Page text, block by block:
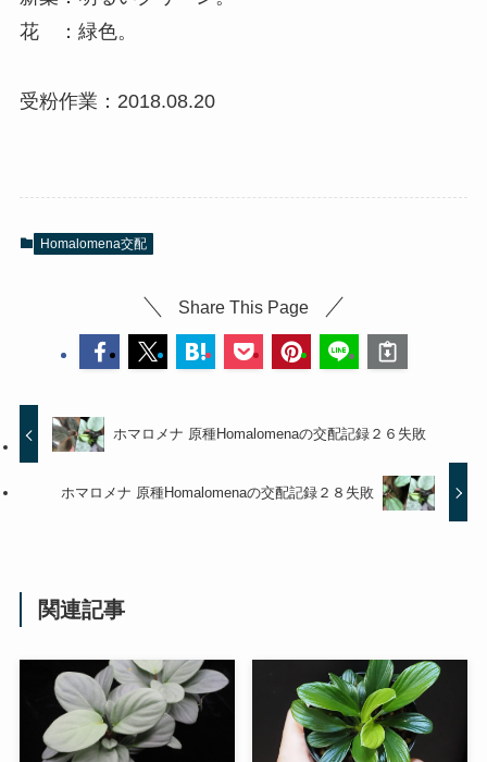
花 ：緑色。
受粉作業：2018.08.20
Homalomena交配
Share This Page
ホマロメナ 原種Homalomenaの交配記録２６失敗
ホマロメナ 原種Homalomenaの交配記録２８失敗
関連記事